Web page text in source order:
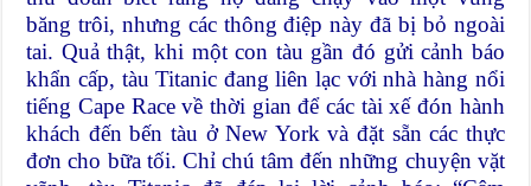
băng trôi, nhưng các thông điệp này đã bị bỏ ngoài
tai. Quả thật, khi một con tàu gần đó gửi cảnh báo
khẩn cấp, tàu Titanic đang liên lạc với nhà hàng nổi
tiếng Cape Race về thời gian để các tài xế đón hành
khách đến bến tàu ở New York và đặt sẵn các thực
đơn cho bữa tối. Chỉ chú tâm đến những chuyện vặt